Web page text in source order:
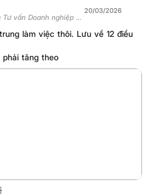
vấn Doanh nghiệp -
20/03/2026
làm việc thôi. Lưu về 12 điều
phải tăng theo